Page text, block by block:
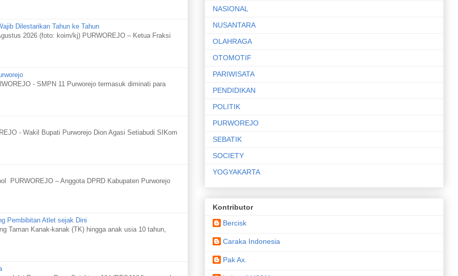
Dilestarikan Tahun ke Tahun
2026 (foto: koim/kj) PURWOREJO – Ketua Fraksi
- SMPN 11 Purworejo termasuk diminati para
- Wakil Bupati Purworejo Dion Agasi Setiabudi SIKom
PURWOREJO – Anggota DPRD Kabupaten Purworejo
Pembibitan Atlet sejak Dini
Taman Kanak-kanak (TK) hingga anak usia 10 tahun,
NASIONAL
NUSANTARA
OLAHRAGA
OTOMOTIF
PARIWISATA
PENDIDIKAN
POLITIK
PURWOREJO
SEBATIK
SOCIETY
YOGYAKARTA
Kontributor
Bercisk
Caraka Indonesia
Pak Ax.